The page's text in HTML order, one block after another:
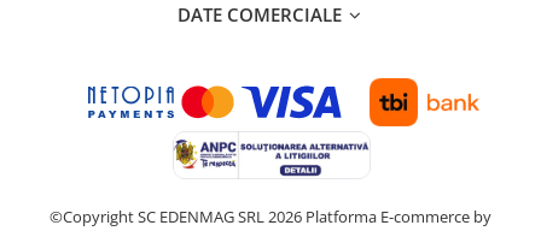
DATE COMERCIALE
©Copyright SC EDENMAG SRL 2026 Platforma E-commerce by